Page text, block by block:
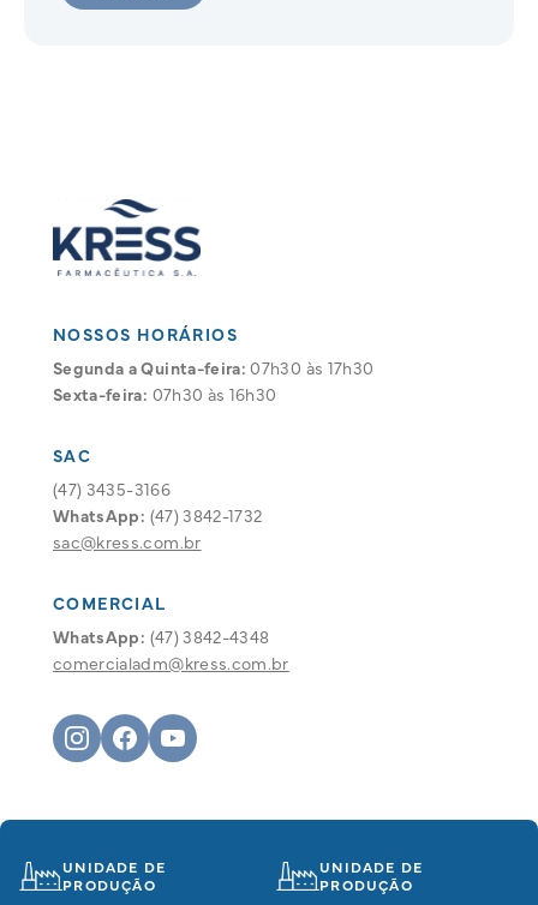
NOSSOS HORÁRIOS
Segunda a Quinta-feira: 07h30 às 17h30
Sexta-feira: 07h30 às 16h30
SAC
(47) 3435-3166
WhatsApp: (47) 3842-1732
sac@kress.com.br
COMERCIAL
WhatsApp: (47) 3842-4348
comercialadm@kress.com.br
UNIDADE DE
PRODUÇÃO